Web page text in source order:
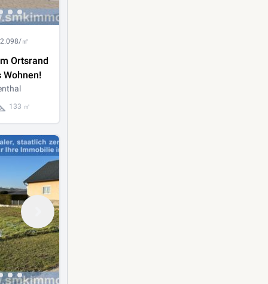
㎡
Ortsrand
Wohnen!
133 ㎡